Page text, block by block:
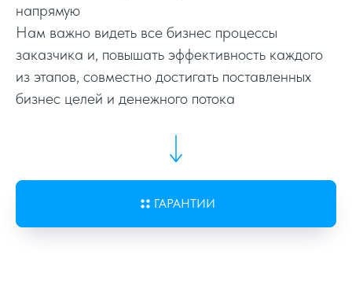
Оптимизация стратегии
Оптимизация целей
Оптимизаций конверсий
напрямую
Нам важно видеть все бизнес процессы
заказчика и, повышать эффективность каждого
из этапов, совместно достигать поставленных
бизнес целей и денежного потока
ГАРАНТИИ